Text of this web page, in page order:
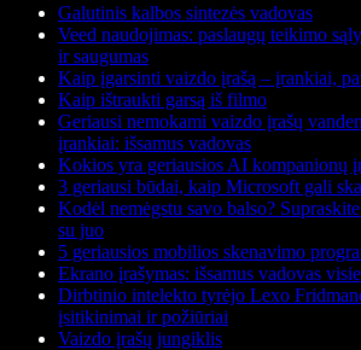
Galutinis kalbos sintezės vadovas
Veed naudojimas: paslaugų teikimo
ir saugumas
Kaip įgarsinti vaizdo įrašą – įrankiai,
Kaip ištraukti garsą iš filmo
Geriausi nemokami vaizdo įrašų
įrankiai: išsamus vadovas
Kokios yra geriausios AI kompanionų
3 geriausi būdai, kaip Microsoft gali
Kodėl nemėgstu savo balso?
su juo
5 geriausios mobilios skenavimo
Ekrano įrašymas: išsamus vadovas
Dirbtinio intelekto tyrėjo Lexo
įsitikinimai ir požiūriai
Vaizdo įrašų jungiklis